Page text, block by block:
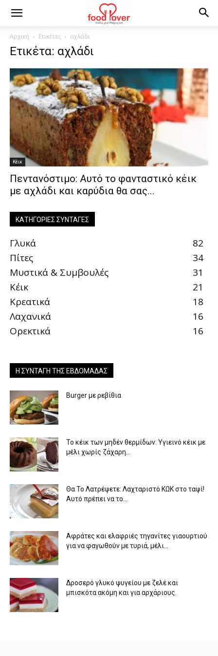
Αρχική Ετικέτες αχλάδι
Ετικέτα: αχλάδι
Κέικ
Πεντανόστιμο: Αυτό το φανταστικό κέικ
με αχλάδι και καρύδια θα σας...
ΚΑΤΗΓΟΡΊΕΣ ΣΥΝΤΑΓΈΣ
Γλυκά
82
Πίτες
34
Μυστικά & Συμβουλές
31
Κέικ
21
Κρεατικά
18
Λαχανικά
16
Ορεκτικά
16
Η ΣΥΝΤΑΓΉ ΤΗΣ ΕΒΔΟΜΆΔΑΣ
Burger με ρεβίθια
Το κέικ των μηδέν θερμίδων: Υγιεινό κέικ με
μέλι χωρίς ζάχαρη...
Θα Το Λατρέψετε: Λαχταριστό ΚΩΚ στο ταψί!
Αυτό πρέπει να το...
Αφράτες και ελαφριές τηγανίτες γιαουρτιού
για να φαγωθούν με τυριά, μέλι...
Δροσερό γλυκό ψυγείου με ζελέ και
μπισκότα ακόμη και για αρχάριους.